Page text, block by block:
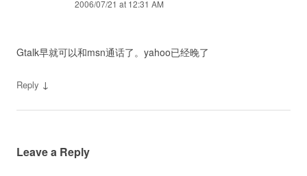
2006/07/21 at 12:31 AM
Gtalk早就可以和msn通话了。yahoo已经晚了
Reply ↓
Leave a Reply